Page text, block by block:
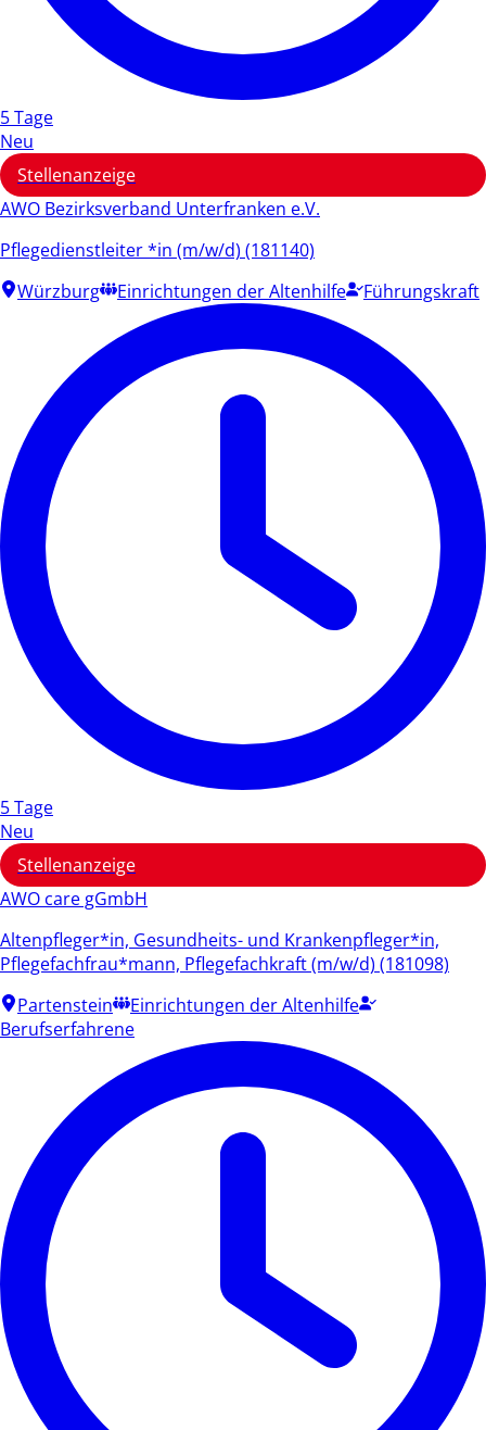
5 Tage
Neu
Stellenanzeige
AWO Bezirksverband Unterfranken e.V.
Pflegedienstleiter *in (m/w/d) (181140)
Würzburg
Einrichtungen der Altenhilfe Führungskraft
5 Tage
Neu
Stellenanzeige
AWO care gGmbH
Altenpfleger*in, Gesundheits- und Krankenpfleger*in,
Pflegefachfrau*mann, Pflegefachkraft (m/w/d) (181098)
Partenstein
Einrichtungen der Altenhilfe
Berufserfahrene